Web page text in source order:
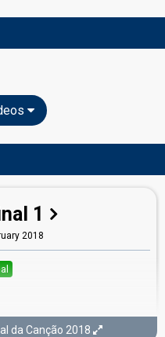
1
2018
da Canção 2018